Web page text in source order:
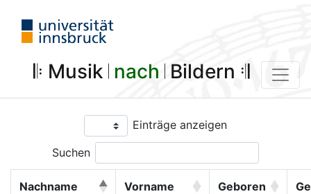
𝄆 Musik 𝄀 nach 𝄀 Bildern 𝄇
Einträge anzeigen
Suchen
Nachname Vorname Geboren